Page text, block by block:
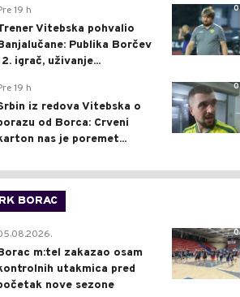
0
19 h
Vitebska pohvalio
Publika Borčev
igrač, uživanje...
0
19 h
iz redova Vitebska o
od Borca: Crveni
nas je poremet...
RK BORAC
0
m:tel zakazao osam
utakmica pred
nove sezone